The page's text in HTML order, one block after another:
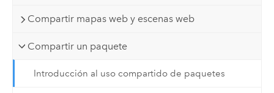
Compartir mapas web y escenas web
Compartir un paquete
Introducción al uso compartido de paquetes